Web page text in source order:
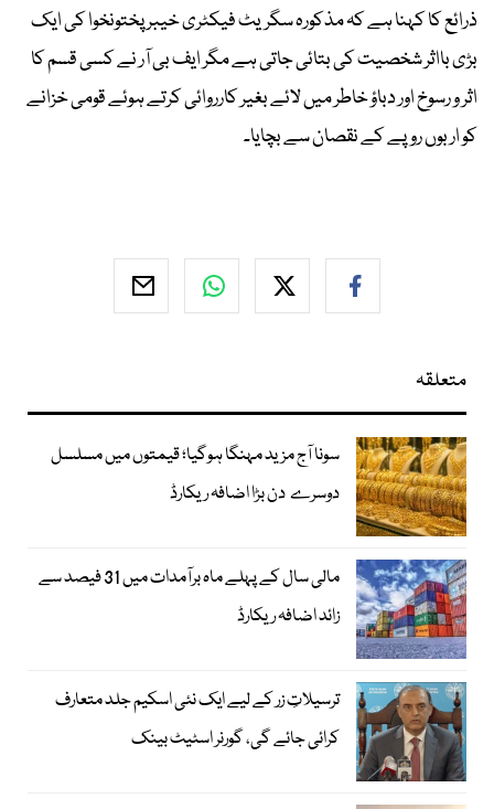
ذرائع کا کہنا ہے کہ مذکورہ سگریٹ فیکٹری خیبر پختونخوا کی ایک
بڑی بااثر شخصیت کی بتائی جاتی ہے مگر ایف بی آر نے کسی قسم کا
اثر و رسوخ اور دباؤ خاطر میں لائے بغیر کارروائی کرتے ہوئے قومی خزانے
کو اربوں روپے کے نقصان سے بچایا۔
متعلقہ
سونا آج مزید مہنگا ہوگیا؛ قیمتوں میں مسلسل
دوسرے دن بڑا اضافہ ریکارڈ
مالی سال کے پہلے ماہ برآمدات میں 31 فیصد سے
زائد اضافہ ریکارڈ
ترسیلاتِ زر کے لیے ایک نئی اسکیم جلد متعارف
کرائی جائے گی، گورنر اسٹیٹ بینک